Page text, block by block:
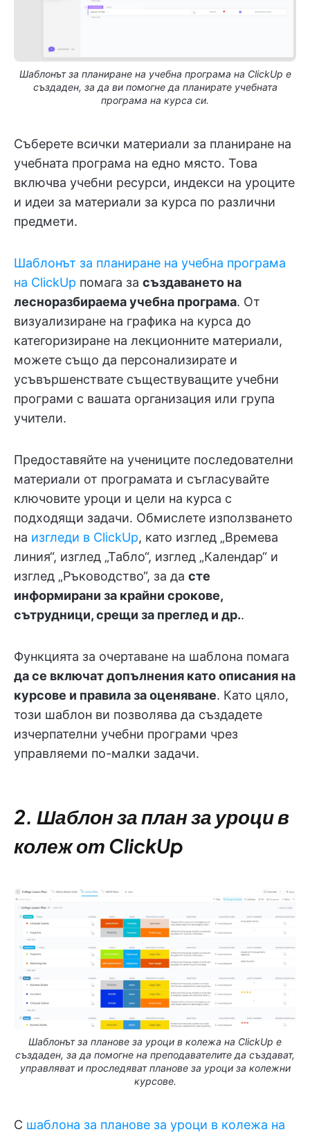
Шаблонът за планиране на учебна програма на ClickUp е
създаден, за да ви помогне да планирате учебната
програма на курса си.
Съберете всички материали за планиране на
учебната програма на едно място. Това
включва учебни ресурси, индекси на уроците
и идеи за материали за курса по различни
предмети.
Шаблонът за планиране на учебна програма
на ClickUp помага за създаването на
лесноразбираема учебна програма. От
визуализиране на графика на курса до
категоризиране на лекционните материали,
можете също да персонализирате и
усъвършенствате съществуващите учебни
програми с вашата организация или група
учители.
Предоставяйте на учениците последователни
материали от програмата и съгласувайте
ключовите уроци и цели на курса с
подходящи задачи. Обмислете използването
на изгледи в ClickUp, като изглед „Времева
линия“, изглед „Табло“, изглед „Календар“ и
изглед „Ръководство“, за да сте
информирани за крайни срокове,
сътрудници, срещи за преглед и др..
Функцията за очертаване на шаблона помага
да се включат допълнения като описания на
курсове и правила за оценяване. Като цяло,
този шаблон ви позволява да създадете
изчерпателни учебни програми чрез
управляеми по-малки задачи.
2. Шаблон за план за уроци в
колеж от ClickUp
Шаблонът за планове за уроци в колежа на ClickUp е
създаден, за да помогне на преподавателите да създават,
управляват и проследяват планове за уроци за колежни
курсове.
С шаблона за планове за уроци в колежа на